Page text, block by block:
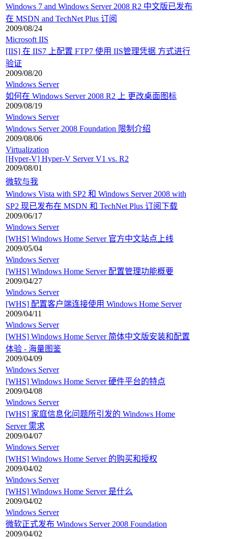
Windows 7 and Windows Server 2008 R2 中文版已发布
在 MSDN and TechNet Plus 订阅
2009/08/24
Microsoft IIS
[IIS] 在 IIS7 上配置 FTP7 使用 IIS管理凭据 方式进行
验证
2009/08/20
Windows Server
如何在 Windows Server 2008 R2 上 更改桌面图标
2009/08/19
Windows Server
Windows Server 2008 Foundation 限制介绍
2009/08/06
Virtualization
[Hyper-V] Hyper-V Server V1 vs. R2
2009/08/01
微软与我
Windows Vista with SP2 和 Windows Server 2008 with
SP2 现已发布在 MSDN 和 TechNet Plus 订阅下载
2009/06/17
Windows Server
[WHS] Windows Home Server 官方中文站点上线
2009/05/04
Windows Server
[WHS] Windows Home Server 配置管理功能概要
2009/04/27
Windows Server
[WHS] 配置客户端连接使用 Windows Home Server
2009/04/11
Windows Server
[WHS] Windows Home Server 简体中文版安装和配置
体验 - 海量图鉴
2009/04/09
Windows Server
[WHS] Windows Home Server 硬件平台的特点
2009/04/08
Windows Server
[WHS] 家庭信息化问题所引发的 Windows Home
Server 需求
2009/04/07
Windows Server
[WHS] Windows Home Server 的购买和授权
2009/04/02
Windows Server
[WHS] Windows Home Server 是什么
2009/04/02
Windows Server
微软正式发布 Windows Server 2008 Foundation
2009/04/02